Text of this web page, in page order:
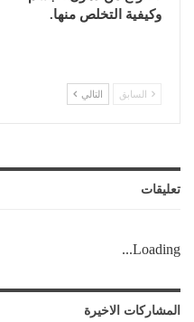
وكيفية التخلص منها.
السابق التالي
تعليقات
Loading...
المشاركات الاخيرة